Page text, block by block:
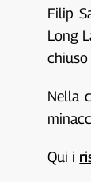
Filip
Long
chiuso
Nella
Qui i